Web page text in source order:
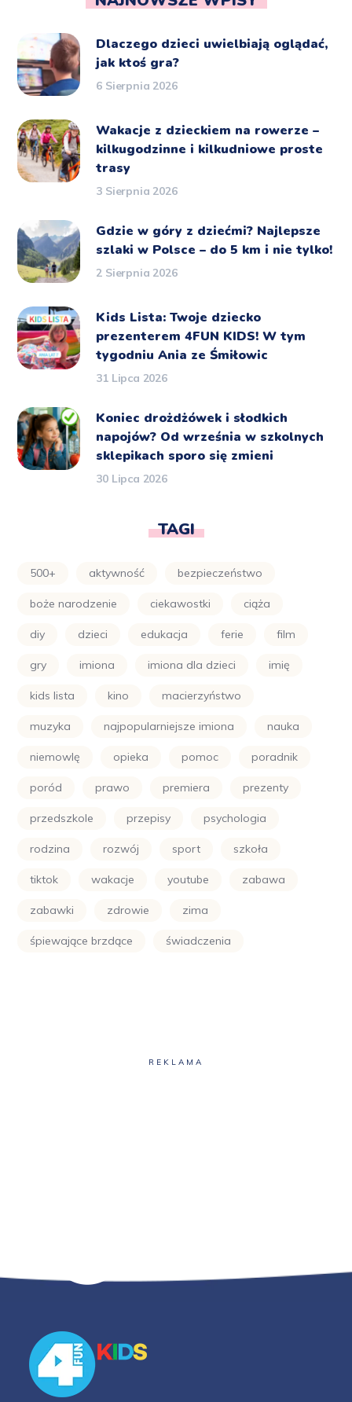
Dlaczego dzieci uwielbiają oglądać,
jak ktoś gra?
6 Sierpnia 2026
Wakacje z dzieckiem na rowerze –
kilkugodzinne i kilkudniowe proste
trasy
3 Sierpnia 2026
Gdzie w góry z dziećmi? Najlepsze
szlaki w Polsce – do 5 km i nie tylko!
2 Sierpnia 2026
Kids Lista: Twoje dziecko
prezenterem 4FUN KIDS! W tym
tygodniu Ania ze Śmiłowic
31 Lipca 2026
Koniec drożdżówek i słodkich
napojów? Od września w szkolnych
sklepikach sporo się zmieni
30 Lipca 2026
TAGI
500+ aktywność bezpieczeństwo
boże narodzenie ciekawostki ciąża
diy dzieci edukacja ferie film
gry imiona imiona dla dzieci imię
kids lista kino macierzyństwo
muzyka najpopularniejsze imiona nauka
niemowlę opieka pomoc poradnik
poród prawo premiera prezenty
przedszkole przepisy psychologia
rodzina rozwój sport szkoła
tiktok wakacje youtube zabawa
zabawki zdrowie zima
śpiewające brzdące świadczenia
REKLAMA